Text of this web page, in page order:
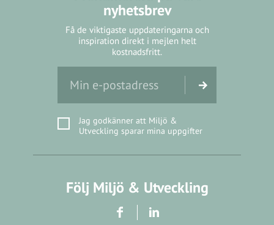
nyhetsbrev
Få de viktigaste uppdateringarna och
inspiration direkt i mejlen helt
kostnadsfritt.
Jag godkänner att Miljö &
Utveckling sparar mina uppgifter
Följ Miljö & Utveckling